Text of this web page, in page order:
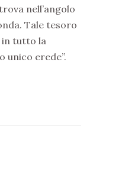
nell’angolo
Tale tesoro
in tutto la
unico erede”.